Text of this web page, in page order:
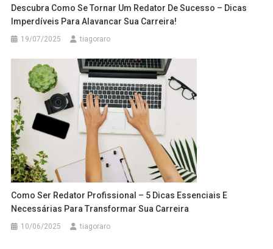
Descubra Como Se Tornar Um Redator De Sucesso – Dicas
Imperdíveis Para Alavancar Sua Carreira!
19/07/2025 tiagoraro
Como Ser Redator Profissional – 5 Dicas Essenciais E
Necessárias Para Transformar Sua Carreira
10/06/2025 tiagoraro